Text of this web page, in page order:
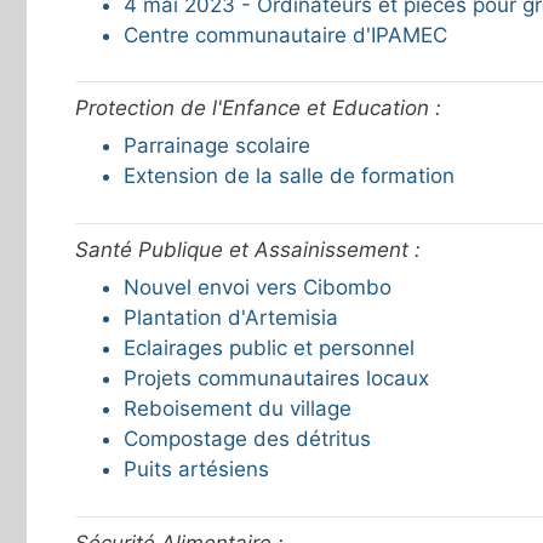
Centre communautaire d'IPAMEC
Protection de l'Enfance et Education :
Parrainage scolaire
Extension de la salle de formation
Santé Publique et Assainissement :
Nouvel envoi vers Cibombo
Plantation d'Artemisia
Eclairages public et personnel
Projets communautaires locaux
Reboisement du village
Compostage des détritus
Puits artésiens